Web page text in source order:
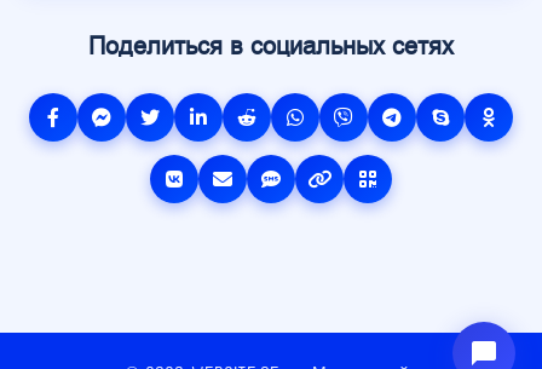
Поделиться в социальных сетях